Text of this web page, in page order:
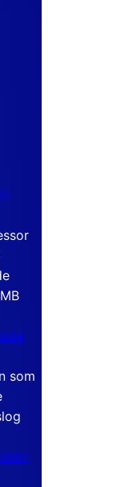
som